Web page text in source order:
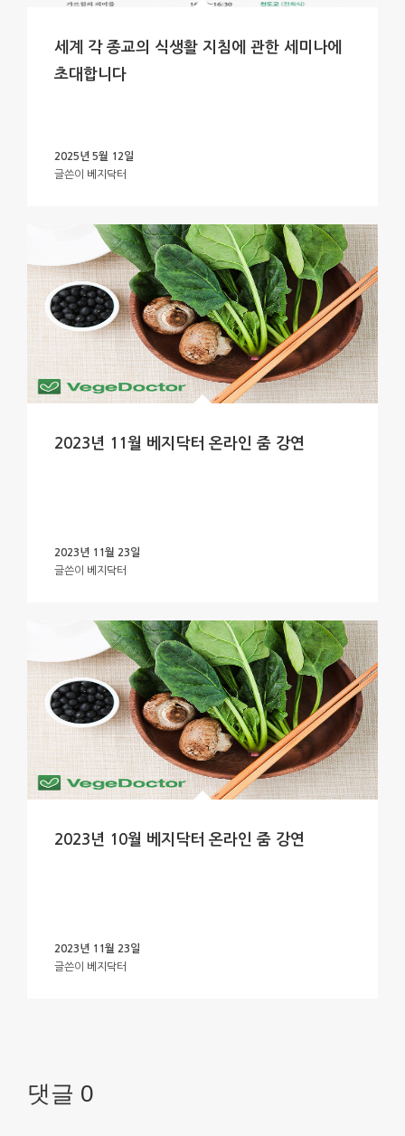
세계 각 종교의 식생활 지침에 관한 세미나에
초대합니다
2025년 5월 12일
글쓴이 베지닥터
2023년 11월 베지닥터 온라인 줌 강연
2023년 11월 23일
글쓴이 베지닥터
2023년 10월 베지닥터 온라인 줌 강연
2023년 11월 23일
글쓴이 베지닥터
댓글 0